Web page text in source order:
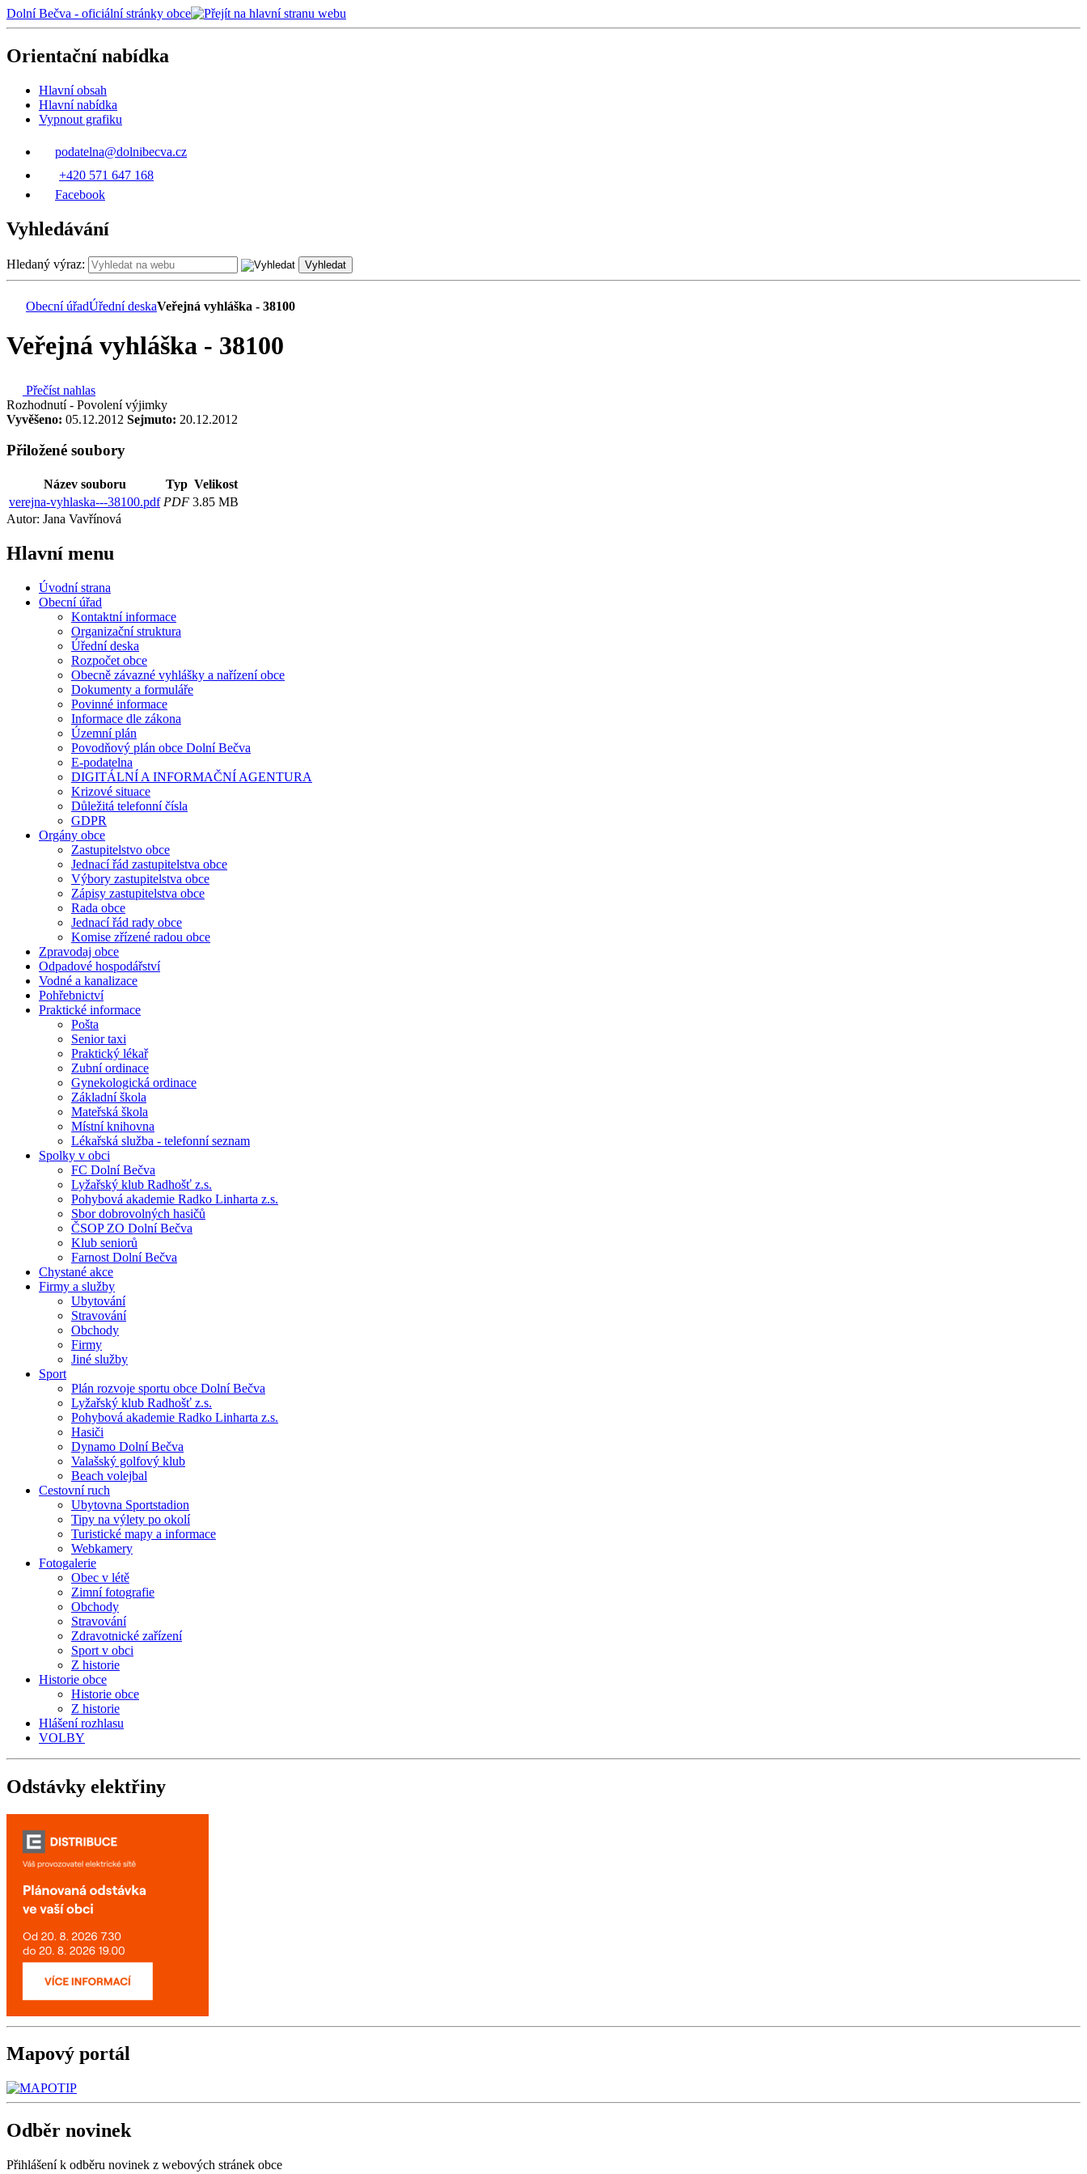
Dolní Bečva - oficiální stránky obce
Orientační nabídka
Hlavní obsah
Hlavní nabídka
Vypnout grafiku
podatelna@dolnibecva.cz
+420 571 647 168
Facebook
Vyhledávání
Hledaný výraz: Vyhledat
Obecní úřadÚřední deskaVeřejná vyhláška - 38100
Veřejná vyhláška - 38100
Přečíst nahlas
Rozhodnutí - Povolení výjimky
Vyvěšeno: 05.12.2012 Sejmuto: 20.12.2012
Přiložené soubory
Název souboru Typ Velikost
verejna-vyhlaska---38100.pdf PDF 3.85 MB
Autor: Jana Vavřínová
Hlavní menu
Úvodní strana
Obecní úřad
Kontaktní informace
Organizační struktura
Úřední deska
Rozpočet obce
Obecně závazné vyhlášky a nařízení obce
Dokumenty a formuláře
Povinné informace
Informace dle zákona
Územní plán
Povodňový plán obce Dolní Bečva
E-podatelna
DIGITÁLNÍ A INFORMAČNÍ AGENTURA
Krizové situace
Důležitá telefonní čísla
GDPR
Orgány obce
Zastupitelstvo obce
Jednací řád zastupitelstva obce
Výbory zastupitelstva obce
Zápisy zastupitelstva obce
Rada obce
Jednací řád rady obce
Komise zřízené radou obce
Zpravodaj obce
Odpadové hospodářství
Vodné a kanalizace
Pohřebnictví
Praktické informace
Pošta
Senior taxi
Praktický lékař
Zubní ordinace
Gynekologická ordinace
Základní škola
Mateřská škola
Místní knihovna
Lékařská služba - telefonní seznam
Spolky v obci
FC Dolní Bečva
Lyžařský klub Radhošť z.s.
Pohybová akademie Radko Linharta z.s.
Sbor dobrovolných hasičů
ČSOP ZO Dolní Bečva
Klub seniorů
Farnost Dolní Bečva
Chystané akce
Firmy a služby
Ubytování
Stravování
Obchody
Firmy
Jiné služby
Sport
Plán rozvoje sportu obce Dolní Bečva
Lyžařský klub Radhošť z.s.
Pohybová akademie Radko Linharta z.s.
Hasiči
Dynamo Dolní Bečva
Valašský golfový klub
Beach volejbal
Cestovní ruch
Ubytovna Sportstadion
Tipy na výlety po okolí
Turistické mapy a informace
Webkamery
Fotogalerie
Obec v létě
Zimní fotografie
Obchody
Stravování
Zdravotnické zařízení
Sport v obci
Z historie
Historie obce
Historie obce
Z historie
Hlášení rozhlasu
VOLBY
Odstávky elektřiny
Mapový portál
Odběr novinek
Přihlášení k odběru novinek z webových stránek obce